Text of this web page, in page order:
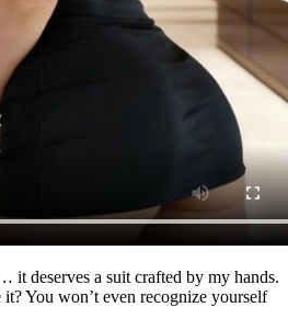
deserves a suit crafted by my hands.
You won’t even recognize yourself